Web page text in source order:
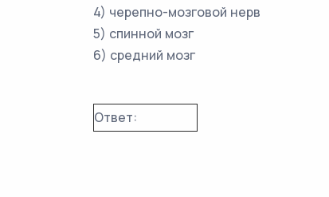
4) черепно-мозговой нерв
5) спинной мозг
6) средний мозг
Ответ: